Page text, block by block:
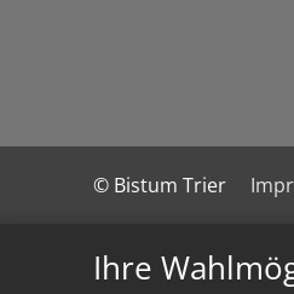
Ihre
© Bistum Trier